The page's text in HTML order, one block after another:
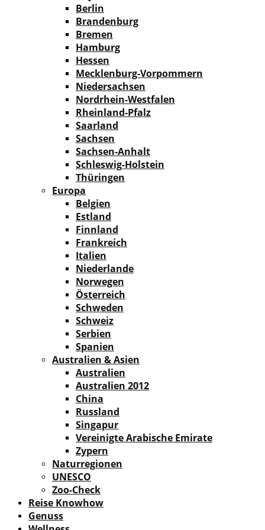
Berlin
Brandenburg
Bremen
Hamburg
Hessen
Mecklenburg-Vorpommern
Niedersachsen
Nordrhein-Westfalen
Rheinland-Pfalz
Saarland
Sachsen
Sachsen-Anhalt
Schleswig-Holstein
Thüringen
Europa
Belgien
Estland
Finnland
Frankreich
Italien
Niederlande
Norwegen
Österreich
Schweden
Schweiz
Serbien
Spanien
Australien & Asien
Australien
Australien 2012
China
Russland
Singapur
Vereinigte Arabische Emirate
Zypern
Naturregionen
UNESCO
Zoo-Check
Reise Knowhow
Genuss